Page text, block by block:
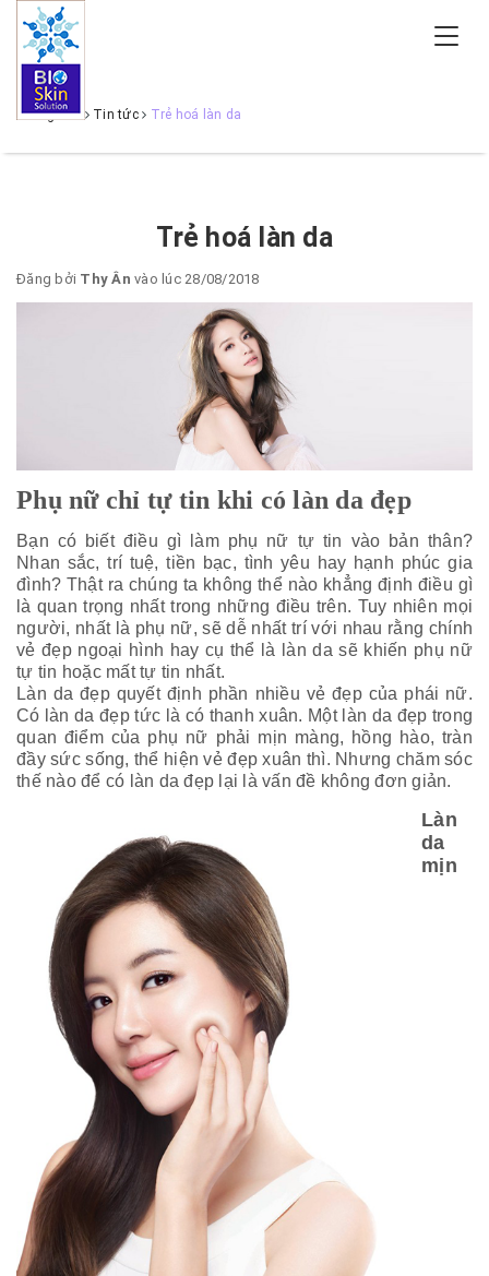
Trang chủ Tin tức Trẻ hoá làn da
Trẻ hoá làn da
Đăng bởi Thy Ân vào lúc 28/08/2018
Phụ nữ chỉ tự tin khi có làn da đẹp
Bạn có biết điều gì làm phụ nữ tự tin vào bản thân?
Nhan sắc, trí tuệ, tiền bạc, tình yêu hay hạnh phúc gia
đình? Thật ra chúng ta không thể nào khẳng định điều gì
là quan trọng nhất trong những điều trên. Tuy nhiên mọi
người, nhất là phụ nữ, sẽ dễ nhất trí với nhau rằng chính
vẻ đẹp ngoại hình hay cụ thể là làn da sẽ khiến phụ nữ
tự tin hoặc mất tự tin nhất.
Làn da đẹp quyết định phần nhiều vẻ đẹp của phái nữ.
Có làn da đẹp tức là có thanh xuân. Một làn da đẹp trong
quan điểm của phụ nữ phải mịn màng, hồng hào, tràn
đầy sức sống, thể hiện vẻ đẹp xuân thì. Nhưng chăm sóc
thế nào để có làn da đẹp lại là vấn đề không đơn giản.
Làn
da
mịn